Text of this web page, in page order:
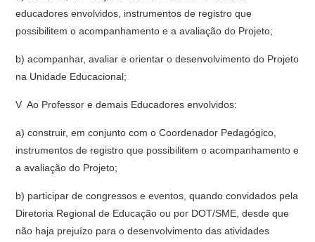
educadores envolvidos, instrumentos de registro que
possibilitem o acompanhamento e a avaliação do Projeto;
b) acompanhar, avaliar e orientar o desenvolvimento do Projeto
na Unidade Educacional;
V  Ao Professor e demais Educadores envolvidos:
a) construir, em conjunto com o Coordenador Pedagógico,
instrumentos de registro que possibilitem o acompanhamento e
a avaliação do Projeto;
b) participar de congressos e eventos, quando convidados pela
Diretoria Regional de Educação ou por DOT/SME, desde que
não haja prejuízo para o desenvolvimento das atividades